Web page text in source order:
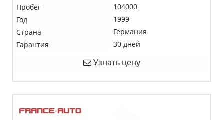
Пробег
104000
Год
1999
Страна
Германия
Гарантия
30 дней
Узнать цену